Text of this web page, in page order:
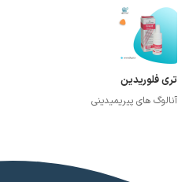
تری فلوریدین
آنالوگ های پیریمیدینی